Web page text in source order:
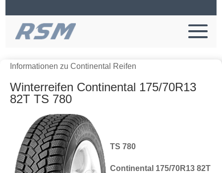
Informationen zu Continental Reifen
Winterreifen Continental 175/70R13
82T TS 780
TS 780
Continental 175/70R13 82T